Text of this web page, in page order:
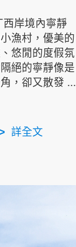
西岸境內寧靜
漁村，優美的
悠閒的度假氛
絕的寧靜像是
，卻又散發 ...
詳全文